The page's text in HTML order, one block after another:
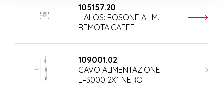
105157.20
HALOS: ROSONE ALIM.
REMOTA CAFFE
109001.02
CAVO ALIMENTAZIONE
L=3000 2X1 NERO